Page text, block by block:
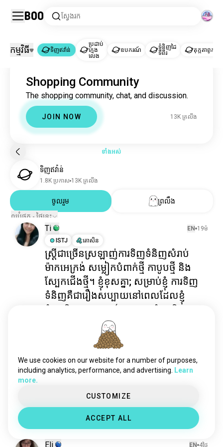
Boo ស្វែងរក
ទិញឥវ៉ាន់
ប្រដាប់ក្មេងលេង 42K គ្រលីង
ឧបករណ៍
តុក្កតាពូក
ការលក់ម្តងទៀត
កម្មវិធី ទិញឥវ៉ាន់
ប្រដាប់
ក្មេង
លេង
ឧបករណ៍
ទំនិញដៃ
ទីពីរ
តុក្កតាពូក
Shopping Community
The shopping community, chat, and discussion.
JOIN NOW 13K គ្រលីង
ទាំងអស់
ទិញឥវ៉ាន់
1.8K ប្រកាស 13K គ្រលីង
ចូលរួម
ព្រលឹង
ល្អបំផុត - ថ្ងៃនេះ
Ti EN 19ម៉
ISTJ
តោសិន
ស្ត្រីជាច្រើនស្រឡាញ់ការទិញទំនិញសំរាប់
ម៉ាកអេក្រង់ សម្លៀកបំពាក់ថ្មី កាបូបថ្មី និង
ស្បែកជើងថ្មី។ ខ្ញុំខុសគ្នា; សម្រាប់ខ្ញុំ ការទិញ
ទំនិញគឺជារឿងសប្បាយនៅពេលដែលខ្ញុំ
កំពុងទិញស្រោមពណ៌ ក្រដាសគំនូរ និង
សម្ភារៈសិល្បៈផ្សេងៗ។
ចំណាយពេលល្ងាច
Eli EN 4ថ្ងៃ
We use cookies on our website for a number of purposes,
including analytics, performance, and advertising.
Learn
more.
CUSTOMIZE
ACCEPT ALL